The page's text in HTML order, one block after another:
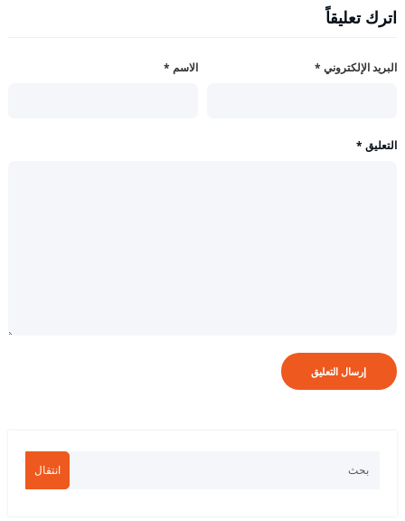
اترك تعليقاً
الاسم * البريد الإلكتروني *
التعليق *
انتقال